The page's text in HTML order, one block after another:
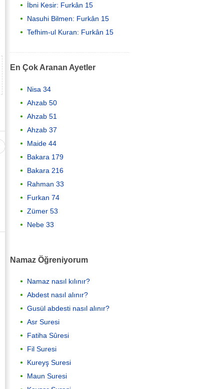
İbni Kesir: Furkân 15
Nasuhi Bilmen: Furkân 15
Tefhim-ul Kuran: Furkân 15
En Çok Aranan Ayetler
Nisa 34
Ahzab 50
Ahzab 51
Ahzab 37
Maide 44
Bakara 179
Bakara 216
Rahman 33
Furkan 74
Zümer 53
Nebe 33
Namaz Öğreniyorum
Namaz nasıl kılınır?
Abdest nasıl alınır?
Gusül abdesti nasıl alınır?
Asr Suresi
Fatiha Sûresi
Fil Suresi
Kureyş Suresi
Maun Suresi